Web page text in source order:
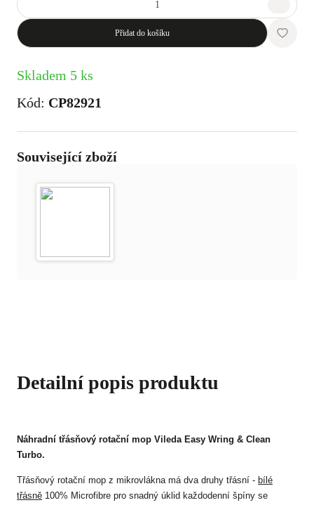
Přidat do košíku
Skladem 5 ks
Kód: CP82921
Související zboží
Detailní popis produktu
Náhradní třásňový rotační mop Vileda Easy Wring & Clean
Turbo.
Třásňový rotační mop z mikrovlákna má dva druhy třásní - bílé
třásně 100% Microfibre pro snadný úklid každodenní špíny se